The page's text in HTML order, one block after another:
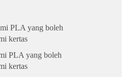
PLA yang boleh
kertas
PLA yang boleh
kertas